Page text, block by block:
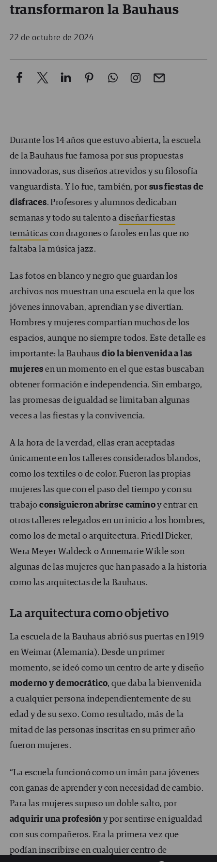
transformaron la Bauhaus
22 de octubre de 2024
Durante los 14 años que estuvo abierta, la escuela
de la Bauhaus fue famosa por sus propuestas
innovadoras, sus diseños atrevidos y su filosofía
vanguardista. Y lo fue, también, por sus fiestas de
disfraces. Profesores y alumnos dedicaban
semanas y todo su talento adiseñar fiestas
temáticas con dragones o faroles en las que no
faltaba la música jazz.
Las fotos en blanco y negro que guardan los
archivos nos muestran una escuela en la que los
jóvenes innovaban, aprendían y se divertían.
Hombres y mujeres compartían muchos de los
espacios, aunque no siempre todos. Este detalle es
importante: la Bauhausdio la bienvenida a las
mujeres en un momento en el que estas buscaban
obtener formación e independencia. Sin embargo,
las promesas de igualdad se limitaban algunas
veces a las fiestas y la convivencia.
A la hora de la verdad, ellas eran aceptadas
únicamente en los talleres considerados blandos,
como los textiles o de color. Fueron las propias
mujeres las que con el paso del tiempo y con su
trabajoconsiguieron abrirse caminoy entrar en
otros talleres relegados en un inicio a los hombres,
como los de metal o arquitectura. Friedl Dicker,
Wera Meyer-Waldeck o Annemarie Wikle son
algunas de las mujeres que han pasado a la historia
como las arquitectas de la Bauhaus.
La arquitectura como objetivo
La escuela de la Bauhaus abrió sus puertas en 1919
en Weimar (Alemania). Desde un primer
momento, se ideó como un centro de arte y diseño
moderno y democrático, que daba la bienvenida
a cualquier persona independientemente de su
edad y de su sexo. Como resultado, más de la
mitad de las personas inscritas en su primer año
fueron mujeres.
“La escuela funcionó como un imán para jóvenes
con ganas de aprender y con necesidad de cambio.
Para las mujeres supuso un doble salto, por
adquirir una profesión y por sentirse en igualdad
con sus compañeros. Era la primera vez que
podían inscribirse en cualquier centro de